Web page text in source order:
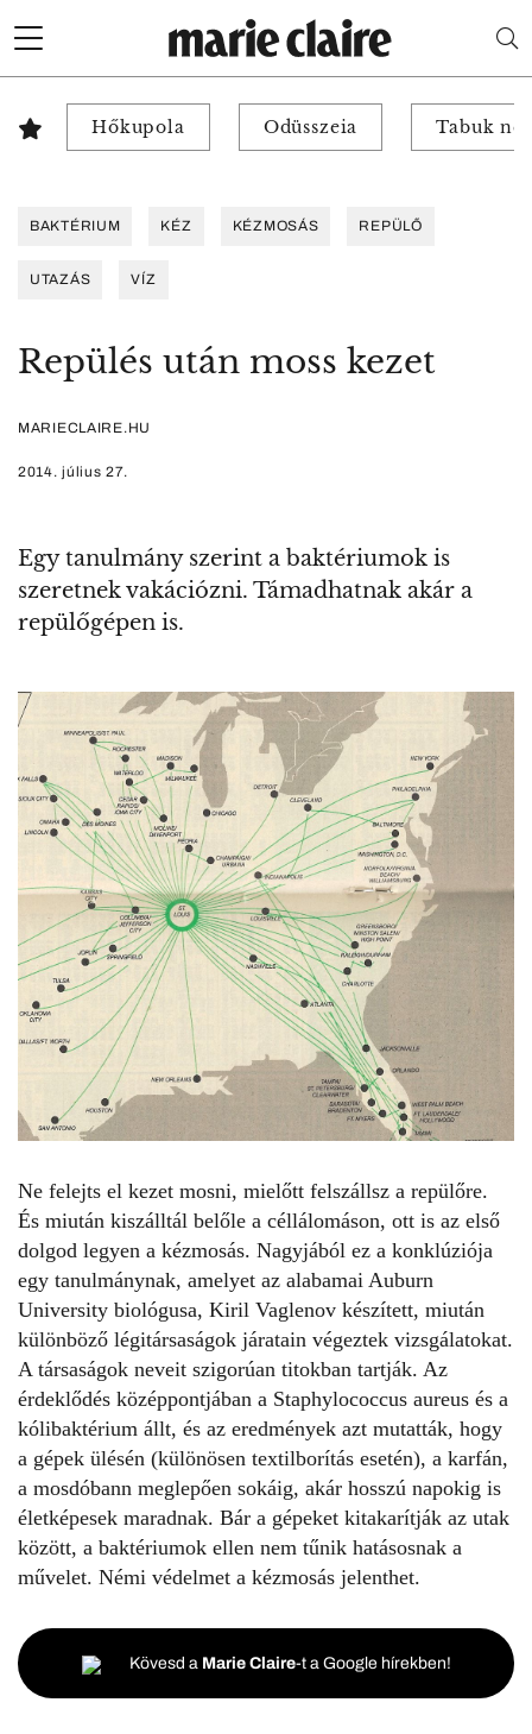
Hőkupola Odüsszeia Tabuk
BAKTÉRIUM KÉZ KÉZMOSÁS REPÜLŐ
UTAZÁS VÍZ
Repülés után moss kezet
MARIECLAIRE.HU
2014. július 27.
Egy tanulmány szerint a baktériumok is
szeretnek vakációzni. Támadhatnak akár a
repülőgépen is.
Ne felejts el kezet mosni, mielőtt felszállsz a repülőre.
És miután kiszálltál belőle a céllálomáson, ott is az első
dolgod legyen a kézmosás. Nagyjából ez a konklúziója
egy tanulmánynak, amelyet az alabamai Auburn
University biológusa, Kiril Vaglenov készített, miután
különböző légitársaságok járatain végeztek vizsgálatokat.
A társaságok neveit szigorúan titokban tartják. Az
érdeklődés középpontjában a Staphylococcus aureus és a
kólibaktérium állt, és az eredmények azt mutatták, hogy
a gépek ülésén (különösen textilborítás esetén), a karfán,
a mosdóbann meglepően sokáig, akár hosszú napokig is
életképesek maradnak. Bár a gépeket kitakarítják az utak
között, a baktériumok ellen nem tűnik hatásosnak a
művelet. Némi védelmet a kézmosás jelenthet.
Kövesd a Marie Claire-t a Google hírekben!